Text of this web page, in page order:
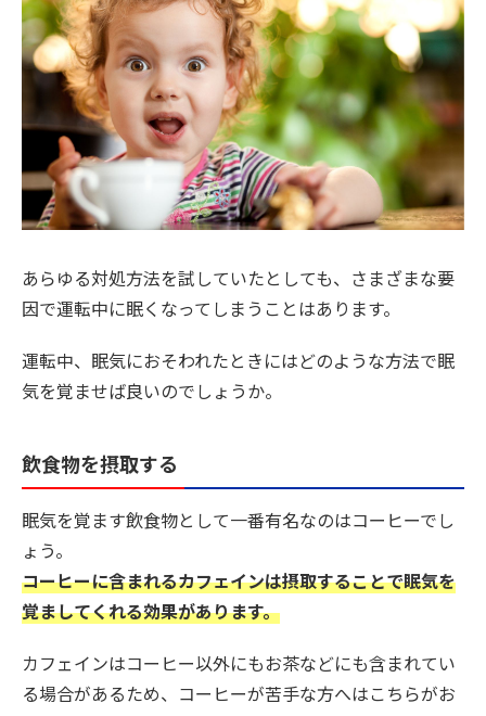
あらゆる対処方法を試していたとしても、さまざまな要
因で運転中に眠くなってしまうことはあります。
運転中、眠気におそわれたときにはどのような方法で眠
気を覚ませば良いのでしょうか。
飲食物を摂取する
眠気を覚ます飲食物として一番有名なのはコーヒーでし
ょう。
コーヒーに含まれるカフェインは摂取することで眠気を
覚ましてくれる効果があります。
カフェインはコーヒー以外にもお茶などにも含まれてい
る場合があるため、コーヒーが苦手な方へはこちらがお